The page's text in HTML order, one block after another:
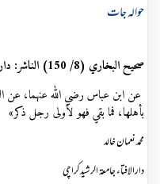
حوالہ جات
صحيح البخاري (8/ 150)
الناشر:
عن ابن عباس رضي الله عنهما، عن
بأهلها، فما بقي فهو لأولى رجل ذكر»
محمد نعمان خالد
دارالافتاء جامعۃ الرشیدکراچی